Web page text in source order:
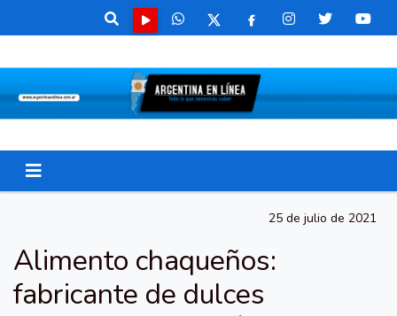
25 de julio de 2021
Alimento chaqueños:
fabricante de dulces